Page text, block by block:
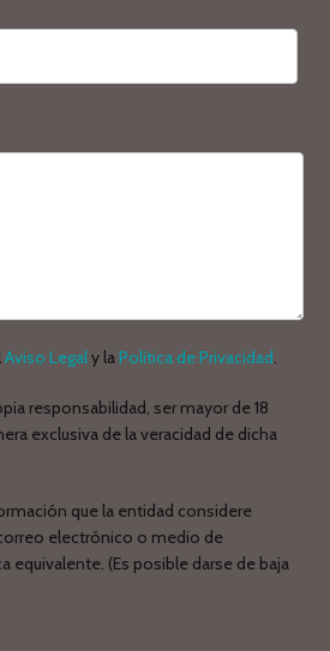
Aviso Legaly la Política de Privacidad.
responsabilidad, ser mayor de 18
exclusiva de la veracidad de dicha
que la entidad considere
electrónico o medio de
equivalente. (Es posible darse de baja